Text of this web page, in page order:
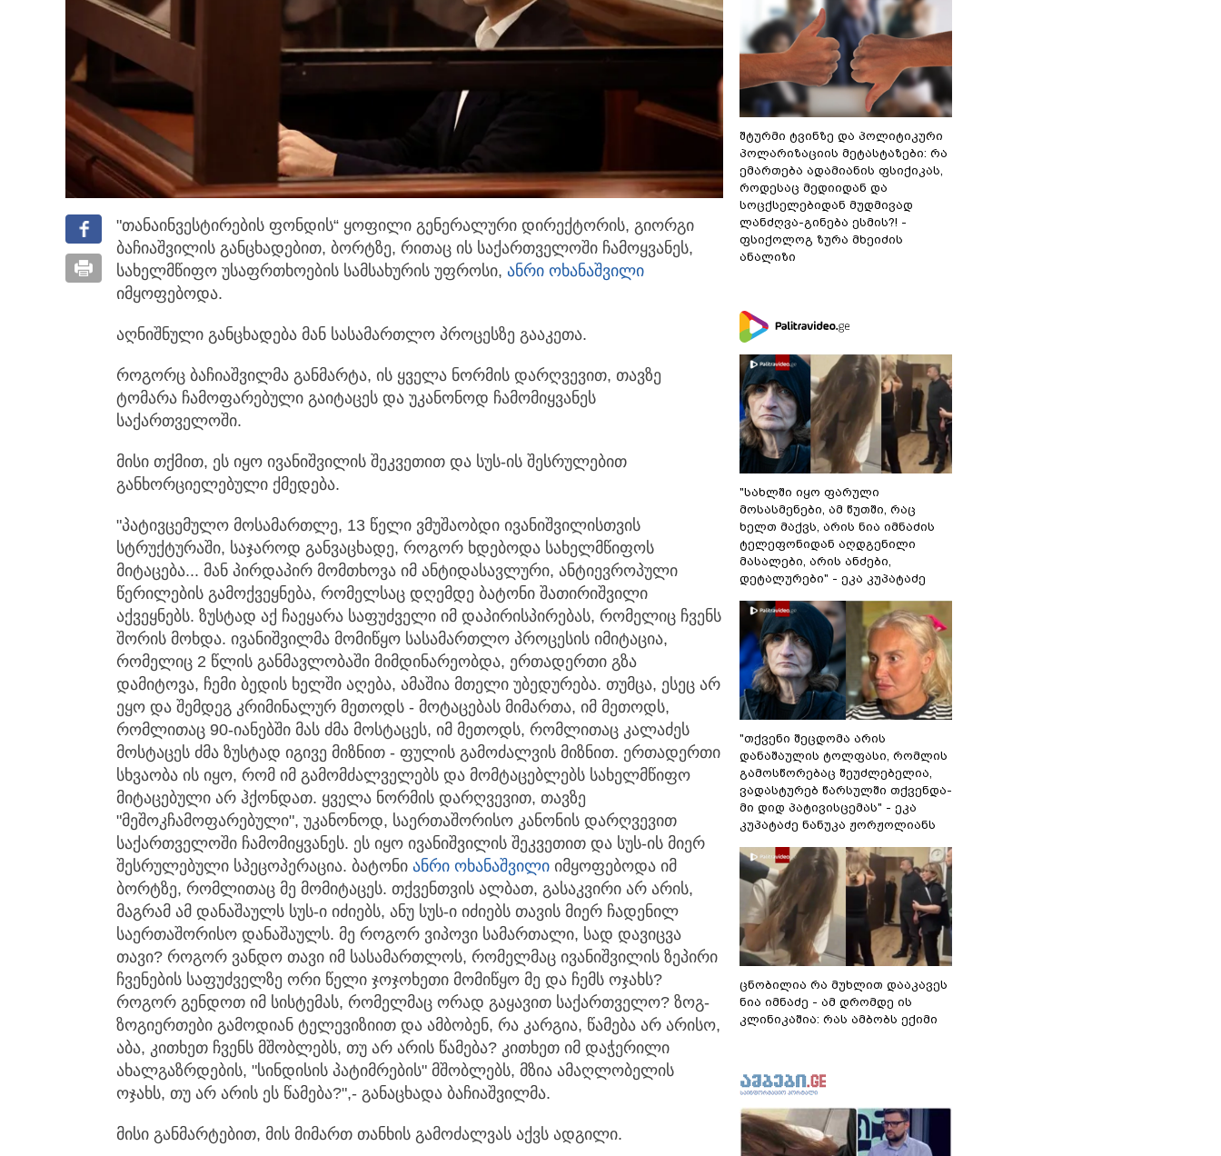
"თანაინვესტირების ფონდის“ ყოფილი გენერალური დირექტორის, გიორგი
ბაჩიაშვილის განცხადებით, ბორტზე, რითაც ის საქართველოში ჩამოყვანეს,
სახელმწიფო უსაფრთხოების სამსახურის უფროსი, ანრი ოხანაშვილი
იმყოფებოდა.
აღნიშნული განცხადება მან სასამართლო პროცესზე გააკეთა.
როგორც ბაჩიაშვილმა განმარტა, ის ყველა ნორმის დარღვევით, თავზე
ტომარა ჩამოფარებული გაიტაცეს და უკანონოდ ჩამომიყვანეს
საქართველოში.
მისი თქმით, ეს იყო ივანიშვილის შეკვეთით და სუს-ის შესრულებით
განხორციელებული ქმედება.
"პატივცემულო მოსამართლე, 13 წელი ვმუშაობდი ივანიშვილისთვის
სტრუქტურაში, საჯაროდ განვაცხადე, როგორ ხდებოდა სახელმწიფოს
მიტაცება... მან პირდაპირ მომთხოვა იმ ანტიდასავლური, ანტიევროპული
წერილების გამოქვეყნება, რომელსაც დღემდე ბატონი შათირიშვილი
აქვეყნებს. ზუსტად აქ ჩაეყარა საფუძველი იმ დაპირისპირებას, რომელიც ჩვენს
შორის მოხდა. ივანიშვილმა მომიწყო სასამართლო პროცესის იმიტაცია,
რომელიც 2 წლის განმავლობაში მიმდინარეობდა, ერთადერთი გზა
დამიტოვა, ჩემი ბედის ხელში აღება, ამაშია მთელი უბედურება. თუმცა, ესეც არ
ეყო და შემდეგ კრიმინალურ მეთოდს - მოტაცებას მიმართა, იმ მეთოდს,
რომლითაც 90-იანებში მას ძმა მოსტაცეს, იმ მეთოდს, რომლითაც კალაძეს
მოსტაცეს ძმა ზუსტად იგივე მიზნით - ფულის გამოძალვის მიზნით. ერთადერთი
სხვაობა ის იყო, რომ იმ გამომძალველებს და მომტაცებლებს სახელმწიფო
მიტაცებული არ ჰქონდათ. ყველა ნორმის დარღვევით, თავზე
"მეშოკჩამოფარებული", უკანონოდ, საერთაშორისო კანონის დარღვევით
საქართველოში ჩამომიყვანეს. ეს იყო ივანიშვილის შეკვეთით და სუს-ის მიერ
შესრულებული სპეცოპერაცია. ბატონი ანრი ოხანაშვილი იმყოფებოდა იმ
ბორტზე, რომლითაც მე მომიტაცეს. თქვენთვის ალბათ, გასაკვირი არ არის,
მაგრამ ამ დანაშაულს სუს-ი იძიებს, ანუ სუს-ი იძიებს თავის მიერ ჩადენილ
საერთაშორისო დანაშაულს. მე როგორ ვიპოვი სამართალი, სად დავიცვა
თავი? როგორ ვანდო თავი იმ სასამართლოს, რომელმაც ივანიშვილის ზეპირი
ჩვენების საფუძველზე ორი წელი ჯოჯოხეთი მომიწყო მე და ჩემს ოჯახს?
როგორ გენდოთ იმ სისტემას, რომელმაც ორად გაყავით საქართველო? ზოგ-
ზოგიერთები გამოდიან ტელევიზიით და ამბობენ, რა კარგია, წამება არ არისო,
აბა, კითხეთ ჩვენს მშობლებს, თუ არ არის წამება? კითხეთ იმ დაჭერილი
ახალგაზრდების, "სინდისის პატიმრების" მშობლებს, მზია ამაღლობელის
ოჯახს, თუ არ არის ეს წამება?",- განაცხადა ბაჩიაშვილმა.
მისი განმარტებით, მის მიმართ თანხის გამოძალვას აქვს ადგილი.
შტურმი ტვინზე და პოლიტიკური
პოლარიზაციის მეტასტაზები: რა
ემართება ადამიანის ფსიქიკას,
როდესაც მედიიდან და
სოცქსელებიდან მუდმივად
ლანძღვა-გინება ესმის?! -
ფსიქოლოგ ზურა მხეიძის
ანალიზი
"სახლში იყო ფარული
მოსასმენები, ამ წუთში, რაც
ხელთ მაქვს, არის ნია იმნაძის
ტელეფონიდან აღდგენილი
მასალები, არის ანძები,
დეტალურები" - ეკა კუპატაძე
"თქვენი შეცდომა არის
დანაშაულის ტოლფასი, რომ­ლის
გა­მოს­წო­რე­ბაც შე­უძ­ლე­ბე­ლია,
ვა­დას­ტუ­რებ წარ­სულ­ში თქვენ­და­
მი დიდ პა­ტი­ვის­ცე­მას" - ეკა
კუპატაძე ნანუკა ჟორჟოლიანს
ცნობილია რა მუხლით დააკავეს
ნია იმნაძე - ამ დრომდე ის
კლინიკაშია: რას ამბობს ექიმი